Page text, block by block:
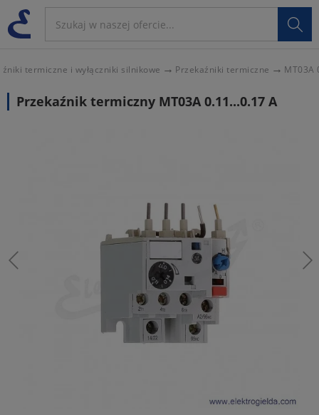

termiczne i wyłączniki silnikowe Przekaźniki termiczne MT03A
Przekaźnik termiczny MT03A 0.11...0.17 A